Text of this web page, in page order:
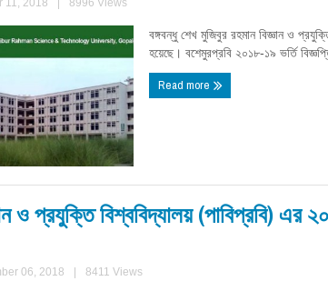
11, 2018 8996 Views
বঙ্গবন্ধু শেখ মুজিবুর রহমান বিজ্ঞান ও
হয়েছে। বশেমুরপ্রবি ২০১৮-১৯ ভর্তি
Read more
ও প্রযুক্তি বিশ্ববিদ্যালয় (পাবিপ্রবি) এর
06, 2018 8411 Views